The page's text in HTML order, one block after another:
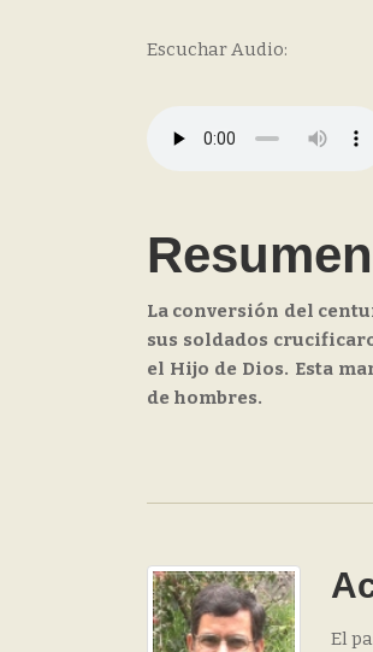
Escuchar Audio:
La conversión del
sus soldados
el Hijo de Dios. Esta
de hombres.
El